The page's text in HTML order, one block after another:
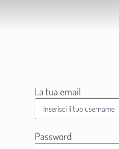
La tua email
Password